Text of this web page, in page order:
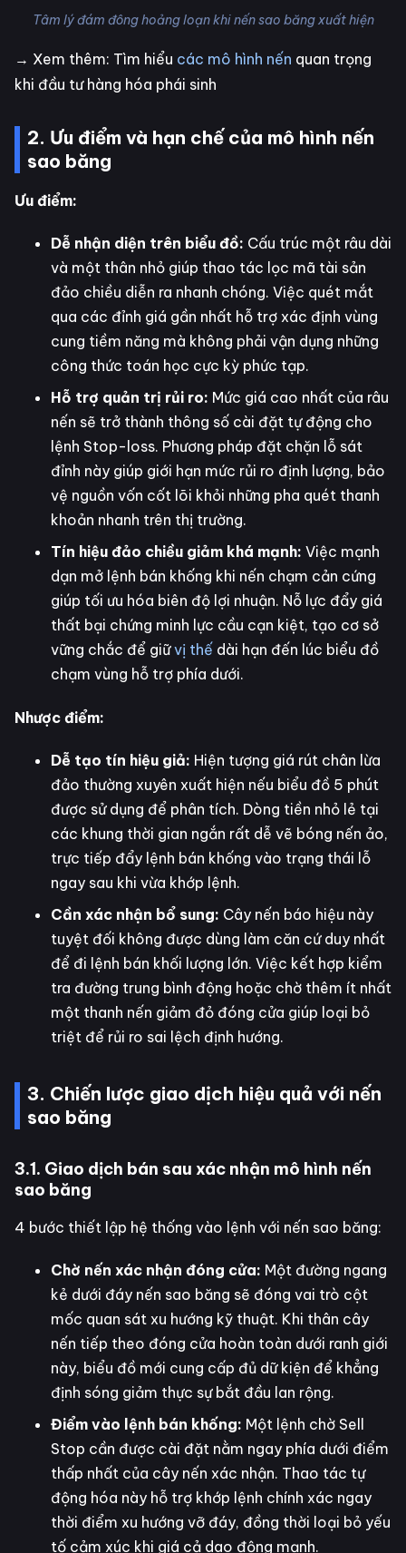
Tâm lý đám đông hoảng loạn khi nến sao băng xuất hiện
→ Xem thêm: Tìm hiểu các mô hình nến quan trọng
khi đầu tư hàng hóa phái sinh
2. Ưu điểm và hạn chế của mô hình nến
sao băng
Ưu điểm:
Dễ nhận diện trên biểu đồ: Cấu trúc một râu dài
và một thân nhỏ giúp thao tác lọc mã tài sản
đảo chiều diễn ra nhanh chóng. Việc quét mắt
qua các đỉnh giá gần nhất hỗ trợ xác định vùng
cung tiềm năng mà không phải vận dụng những
công thức toán học cực kỳ phức tạp.
Hỗ trợ quản trị rủi ro: Mức giá cao nhất của râu
nến sẽ trở thành thông số cài đặt tự động cho
lệnh Stop-loss. Phương pháp đặt chặn lỗ sát
đỉnh này giúp giới hạn mức rủi ro định lượng, bảo
vệ nguồn vốn cốt lõi khỏi những pha quét thanh
khoản nhanh trên thị trường.
Tín hiệu đảo chiều giảm khá mạnh: Việc mạnh
dạn mở lệnh bán khống khi nến chạm cản cứng
giúp tối ưu hóa biên độ lợi nhuận. Nỗ lực đẩy giá
thất bại chứng minh lực cầu cạn kiệt, tạo cơ sở
vững chắc để giữvị thế dài hạn đến lúc biểu đồ
chạm vùng hỗ trợ phía dưới.
Nhược điểm:
Dễ tạo tín hiệu giả: Hiện tượng giá rút chân lừa
đảo thường xuyên xuất hiện nếu biểu đồ 5 phút
được sử dụng để phân tích. Dòng tiền nhỏ lẻ tại
các khung thời gian ngắn rất dễ vẽ bóng nến ảo,
trực tiếp đẩy lệnh bán khống vào trạng thái lỗ
ngay sau khi vừa khớp lệnh.
Cần xác nhận bổ sung: Cây nến báo hiệu này
tuyệt đối không được dùng làm căn cứ duy nhất
để đi lệnh bán khối lượng lớn. Việc kết hợp kiểm
tra đường trung bình động hoặc chờ thêm ít nhất
một thanh nến giảm đỏ đóng cửa giúp loại bỏ
triệt để rủi ro sai lệch định hướng.
3. Chiến lược giao dịch hiệu quả với nến
sao băng
3.1. Giao dịch bán sau xác nhận mô hình nến
sao băng
4 bước thiết lập hệ thống vào lệnh với nến sao băng:
Chờ nến xác nhận đóng cửa: Một đường ngang
kẻ dưới đáy nến sao băng sẽ đóng vai trò cột
mốc quan sát xu hướng kỹ thuật. Khi thân cây
nến tiếp theo đóng cửa hoàn toàn dưới ranh giới
này, biểu đồ mới cung cấp đủ dữ kiện để khẳng
định sóng giảm thực sự bắt đầu lan rộng.
Điểm vào lệnh bán khống: Một lệnh chờ Sell
Stop cần được cài đặt nằm ngay phía dưới điểm
thấp nhất của cây nến xác nhận. Thao tác tự
động hóa này hỗ trợ khớp lệnh chính xác ngay
thời điểm xu hướng vỡ đáy, đồng thời loại bỏ yếu
tố cảm xúc khi giá cả dao động mạnh.